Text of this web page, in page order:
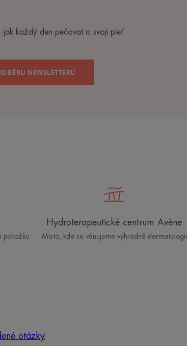
jak každý den pečovat o svoji pleť.
NEWSLETTERU
pokožku
Hydroterapeutické centrum Avène
Místo, kde se věnujeme výhradně dermatologii
otázky